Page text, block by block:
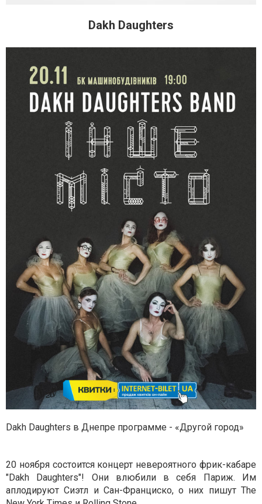
Dakh Daughters
Dakh Daughters в Днепре программе - «Другой город»
20 ноября состоится концерт невероятного фрик-кабаре
"Dakh Daughters"! Они влюбили в себя Париж. Им
аплодируют Сиэтл и Сан-Франциско, о них пишут The